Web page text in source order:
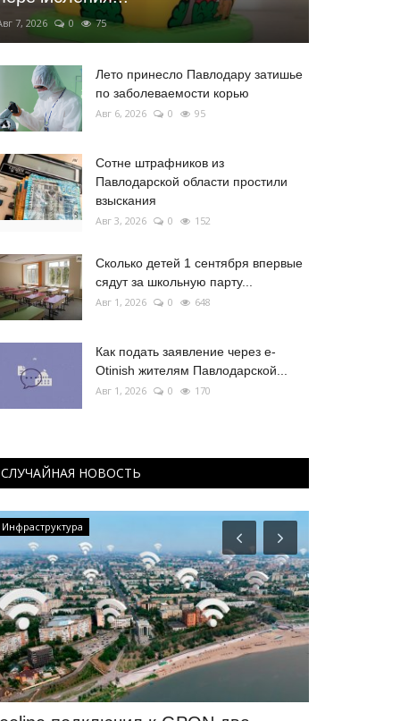
7, 2026 0 75
Лето принесло Павлодару затишье
по заболеваемости корью
Авг 6, 2026 0 95
Сотне штрафников из
Павлодарской области простили
взыскания
Авг 3, 2026 0 152
Сколько детей 1 сентября впервые
сядут за школьную парту...
Авг 1, 2026 0 648
Как подать заявление через e-
Otinish жителям Павлодарской...
Авг 1, 2026 0 170
СЛУЧАЙНАЯ НОВОСТЬ
Инфраструктура